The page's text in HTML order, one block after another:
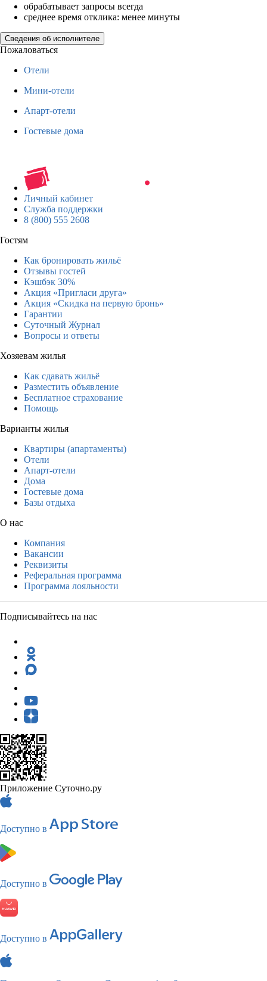
обрабатывает запросы всегда
среднее время отклика: менее минуты
Сведения об исполнителе
Пожаловаться
Отели
Мини-отели
Апарт-отели
Гостевые дома
Личный кабинет
Служба поддержки
8 (800) 555 2608
Гостям
Как бронировать жильё
Отзывы гостей
Кэшбэк 30%
Акция «Пригласи друга»
Акция «Скидка на первую бронь»
Гарантии
Суточный Журнал
Вопросы и ответы
Хозяевам жилья
Как сдавать жильё
Разместить объявление
Бесплатное страхование
Помощь
Варианты жилья
Квартиры (апартаменты)
Отели
Апарт-отели
Дома
Гостевые дома
Базы отдыха
О нас
Компания
Вакансии
Реквизиты
Реферальная программа
Программа лояльности
Подписывайтесь на нас
Приложение Суточно.ру
Доступно в
Доступно в
Доступно в